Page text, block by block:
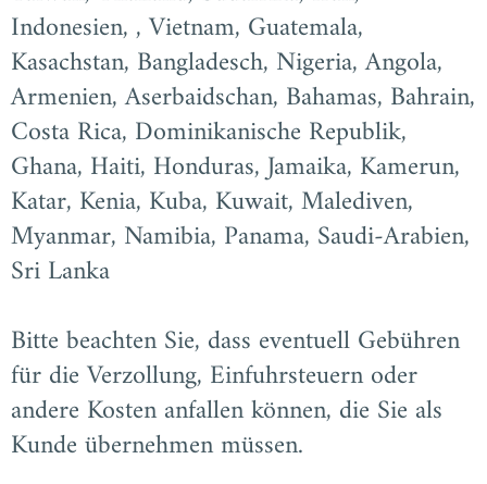
Indonesien, , Vietnam, Guatemala,
Kasachstan, Bangladesch, Nigeria, Angola,
Armenien, Aserbaidschan, Bahamas, Bahrain,
Costa Rica, Dominikanische Republik,
Ghana, Haiti, Honduras, Jamaika, Kamerun,
Katar, Kenia, Kuba, Kuwait, Malediven,
Myanmar, Namibia, Panama, Saudi-Arabien,
Sri Lanka
Bitte beachten Sie, dass eventuell Gebühren
für die Verzollung, Einfuhrsteuern oder
andere Kosten anfallen können, die Sie als
Kunde übernehmen müssen.